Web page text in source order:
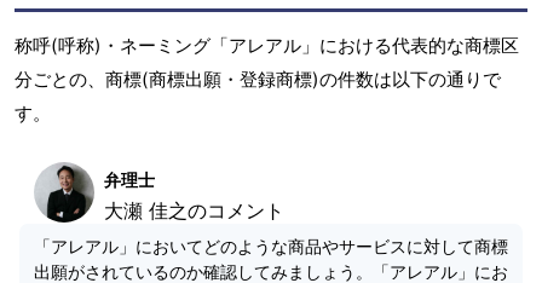
称呼(呼称)・ネーミング「アレアル」における代表的な商標区
分ごとの、商標(商標出願・登録商標)の件数は以下の通りで
す。
弁理士
大瀬 佳之のコメント
「アレアル」においてどのような商品やサービスに対して商標
出願がされているのか確認してみましょう。「アレアル」にお